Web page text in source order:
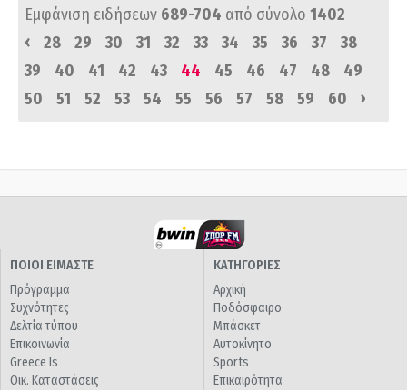
Εμφάνιση ειδήσεων 689-704 από σύνολο 1402
‹
28 29 30 31 32 33 34 35 36 37
38
39
40 41 42 43 44 45 46 47 48
49
50
51 52 53 54 55 56 57 58 59 60 ›
ΠΟΙΟΙ ΕΙΜΑΣΤΕ
Πρόγραμμα
Συχνότητες
Δελτία τύπου
Επικοινωνία
Greece Is
Οικ. Καταστάσεις
ΚΑΤΗΓΟΡΙΕΣ
Αρχική
Ποδόσφαιρο
Μπάσκετ
Αυτοκίνητο
Sports
Επικαιρότητα